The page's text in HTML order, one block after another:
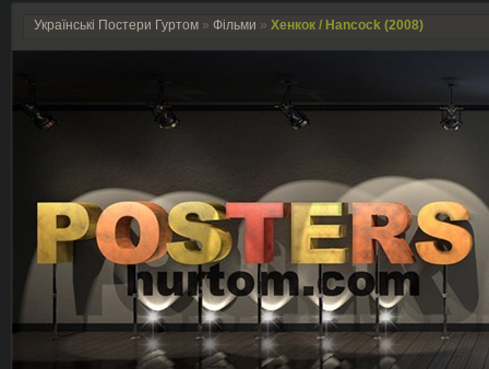
Українські Постери Гуртом » Фільми » Хенкок / Hancock (2008)